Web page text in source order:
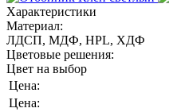
Характеристики
Материал:
ЛДСП, МДФ, HPL, ХДФ
Цветовые решения:
Цвет на выбор
Цена:
Цена: